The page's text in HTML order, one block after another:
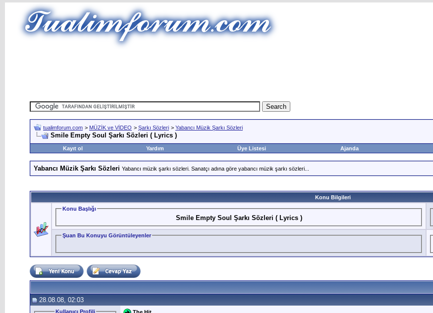
tualimforum.com > MÜZİK ve VİDEO > Şarkı Sözleri > Yabancı Müzik Şarkı Sözleri
Smile Empty Soul Şarkı Sözleri ( Lyrics )
Kayıt ol
Yardım Üye Listesi Ajanda
Yabancı Müzik Şarkı Sözleri Yabancı müzik şarkı sözleri. Sanatçı adına göre yabancı müzik şarkı sözleri...
Konu Bilgileri
Konu Başlığı
Smile Empty Soul Şarkı Sözleri ( Lyrics )
Şuan Bu Konuyu Görüntüleyenler
28.08.08, 02:03
Kullanıcı Profili